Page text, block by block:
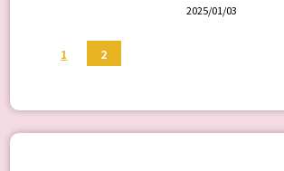
2025/01/03
1 2